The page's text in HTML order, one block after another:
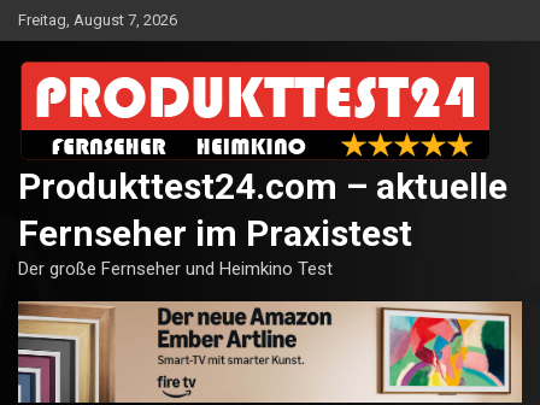
Skip
to
content
Freitag, August 7, 2026
Produkttest24.com – aktuelle
Fernseher im Praxistest
Der große Fernseher und Heimkino Test